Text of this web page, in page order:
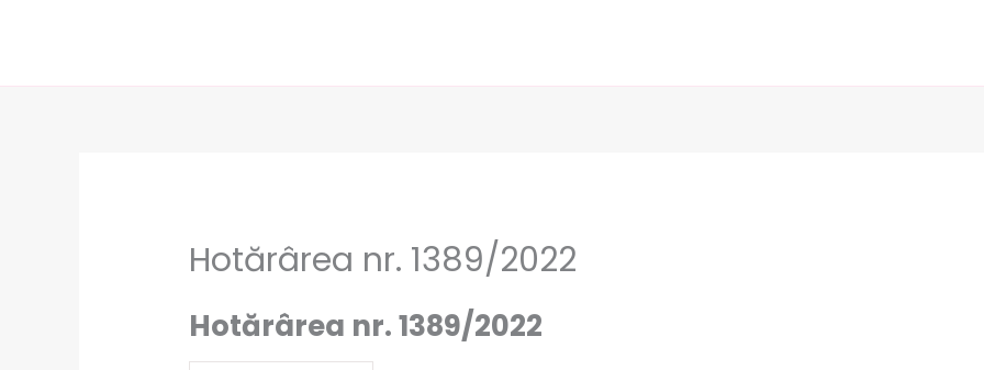
Hotărârea nr. 1389/2022
Hotărârea nr. 1389/2022